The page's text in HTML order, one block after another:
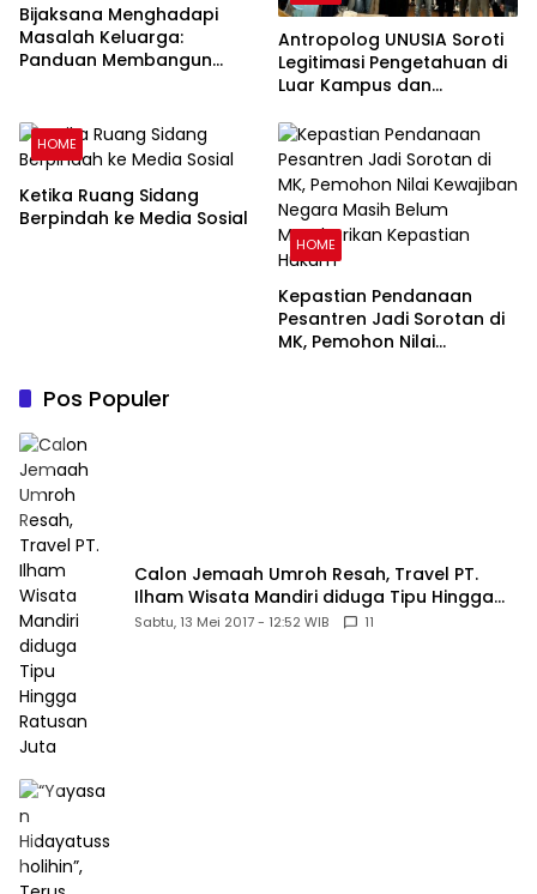
Bijaksana Menghadapi
Masalah Keluarga:
Panduan Membangun
Antropolog UNUSIA Soroti
Legitimasi Pengetahuan di
Luar Kampus dan
HOME
Ketika Ruang Sidang
Berpindah ke Media Sosial
HOME
Kepastian Pendanaan
Pesantren Jadi Sorotan di
MK, Pemohon Nilai
Pos Populer
Calon Jemaah Umroh Resah, Travel PT.
Ilham Wisata Mandiri diduga Tipu Hingga
Ratusan Juta
Sabtu, 13 Mei 2017 - 12:52 WIB 11